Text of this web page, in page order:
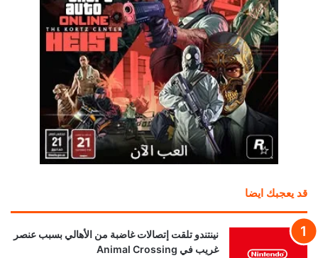
قد يعجبك ايضا
نينتندو تلقت إتصالات غاضبة من الأهالي بسبب عنصر
غريب في Animal Crossing